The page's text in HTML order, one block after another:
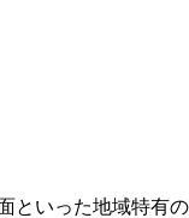
といった地域特有の